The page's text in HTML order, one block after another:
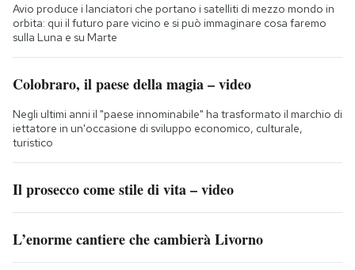
Avio produce i lanciatori che portano i satelliti di mezzo mondo in
orbita: qui il futuro pare vicino e si può immaginare cosa faremo
sulla Luna e su Marte
Colobraro, il paese della magia – video
Negli ultimi anni il "paese innominabile" ha trasformato il marchio di
iettatore in un'occasione di sviluppo economico, culturale,
turistico
Il prosecco come stile di vita – video
L’enorme cantiere che cambierà Livorno